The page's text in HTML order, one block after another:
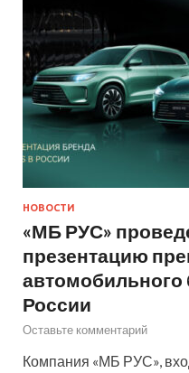
НОВОСТИ
«МБ РУС»
презентацию
автомобильного
России
Оставьте комментарий
Компания «МБ РУС»,